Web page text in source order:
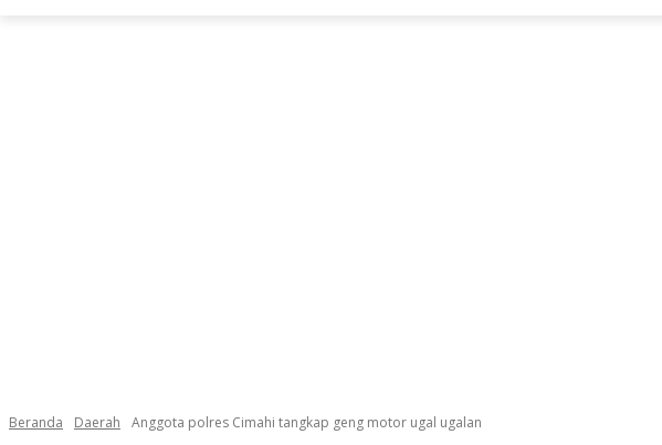
Beranda Daerah Anggota polres Cimahi tangkap geng motor ugal ugalan